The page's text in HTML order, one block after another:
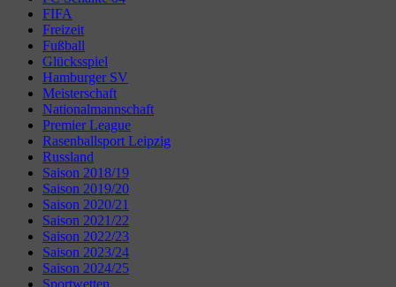
FIFA
Freizeit
Fußball
Glücksspiel
Hamburger SV
Meisterschaft
Nationalmannschaft
Premier League
Rasenballsport Leipzig
Russland
Saison 2018/19
Saison 2019/20
Saison 2020/21
Saison 2021/22
Saison 2022/23
Saison 2023/24
Saison 2024/25